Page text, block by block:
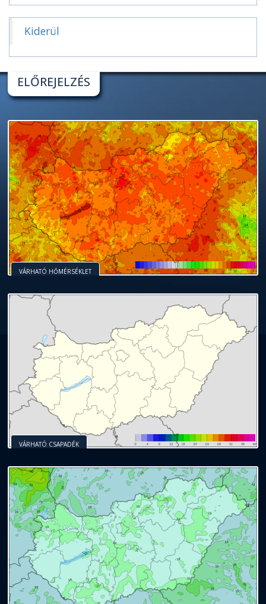
Kiderül
ELŐREJELZÉS
VÁRHATÓ HŐMÉRSÉKLET
VÁRHATÓ CSAPADÉK